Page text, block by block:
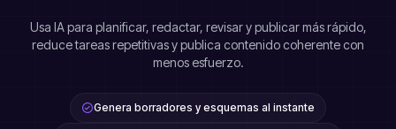
Usa IA para planificar, redactar, revisar y publicar más rápido,
reduce tareas repetitivas y publica contenido coherente con
menos esfuerzo.
Genera borradores y esquemas al instante